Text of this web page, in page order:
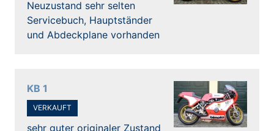
Neuzustand sehr selten
Servicebuch, Hauptständer
und Abdeckplane vorhanden
KB 1
VERKAUFT
sehr guter originaler Zustand